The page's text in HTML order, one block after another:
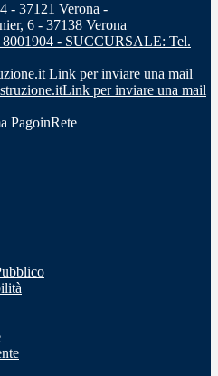
- 37121 Verona -
6 - 37138 Verona
- SUCCURSALE: Tel.
Link per inviare una mail
Link per inviare una mail
PagoinRete